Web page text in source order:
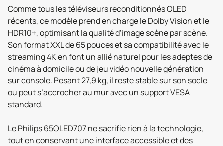
Comme tous les téléviseurs reconditionnés OLED
récents, ce modèle prend en charge le Dolby Vision et le
HDR10+, optimisant la qualité d’image scène par scène.
Son format XXL de 65 pouces et sa compatibilité avec le
streaming 4K en font un allié naturel pour les adeptes de
cinéma à domicile ou de jeu vidéo nouvelle génération
sur console. Pesant 27,9 kg, il reste stable sur son socle
ou peut s’accrocher au mur avec un support VESA
standard.
Le Philips 65OLED707 ne sacrifie rien à la technologie,
tout en conservant une interface accessible et des